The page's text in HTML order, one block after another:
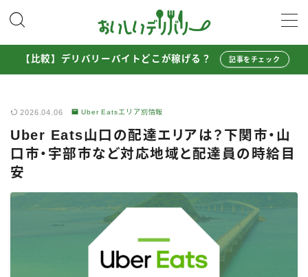
MENU
Uber Eats配達員ガイド
出前館配達員ガイド
ロケットナウ配達員ガイド
配達員272人アンケート調査
収入シミュレーター
配達員の体験談・口コミ
【比較】デリバリーバイトどこが稼げる？ 記事をチェック
2026.04.06 Uber Eatsエリア別情報
Uber Eats山口の配達エリアは？下関市・山
口市・宇部市など対応地域と配達員の時給目
安